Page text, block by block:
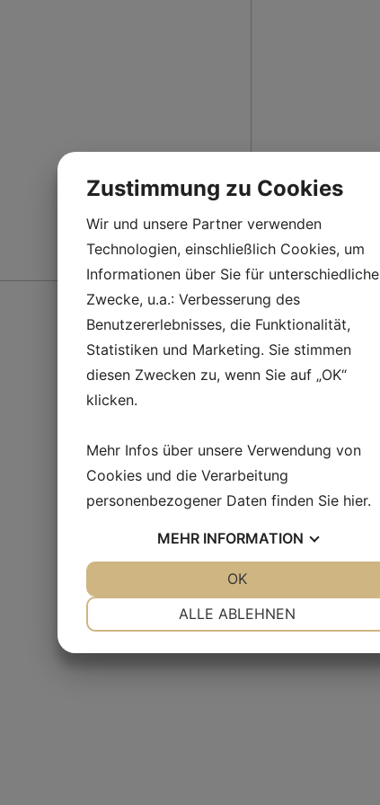
Sv
Zustimmung zu Cookies
Wir und unsere Partner verwenden
Technologien, einschließlich Cookies, um
Informationen über Sie für unterschiedliche
Zwecke, u.a.: Verbesserung des
Benutzererlebnisses, die Funktionalität,
Statistiken und Marketing. Sie stimmen
diesen Zwecken zu, wenn Sie auf „OK“
klicken.
Mehr Infos über unsere Verwendung von
Cookies und die Verarbeitung
personenbezogener Daten finden Sie hier.
MEHR INFORMATION
ALLE ABLEHNEN
OK